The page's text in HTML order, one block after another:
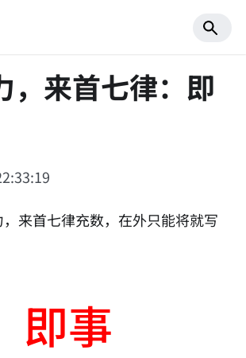
，来首七律：即
来首七律充数，在外只能将就写
即事